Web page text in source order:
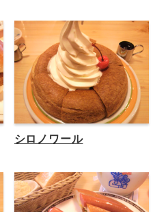
シロノワール